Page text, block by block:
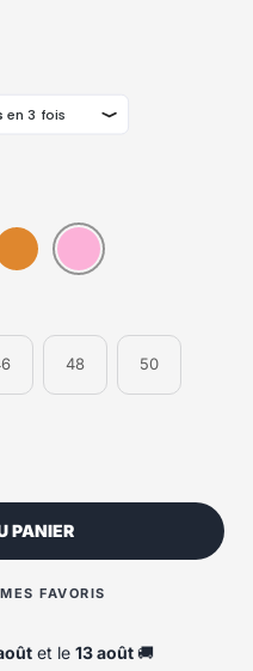
48 50
PANIER
FAVORIS
et le 13 août🚚